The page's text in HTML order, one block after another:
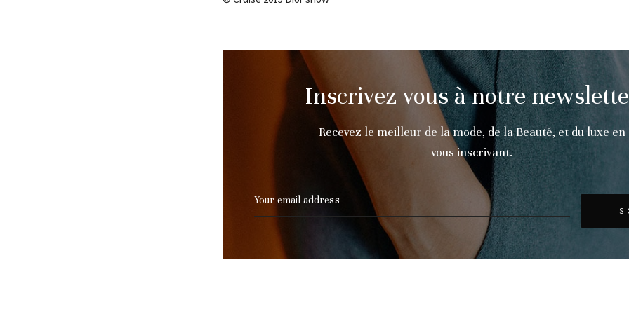
Inscrivez vous à notre
Recevez le meilleur de la mode, de la Beauté, et du luxe en
vous inscrivant.